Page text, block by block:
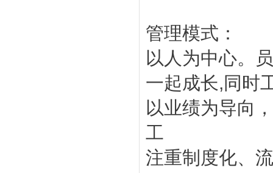
管理模式：
以人为中心。
一起成长,同时
以业绩为导向
工
注重制度化、